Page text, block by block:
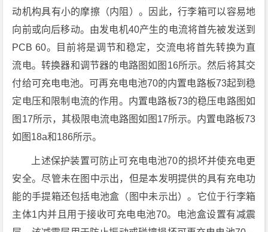
动机构具有小的摩擦（内阻）。因此，行李箱可以容易地
向前或向后移动。由发电机40产生的电流将首先被发送到
PCB 60。目前将是调节和稳定，交流电将首先转换为直
流电。转换器和调节器的电路图如图16所示。然后将其交
付给可充电电池。可再充电电池70的内置电路板73起到稳
定电压和限制电流的作用。内置电路板73的稳压电路图如
图17所示，其极限电流电路图如图17所示。内置电路板73
如图18a和186所示。
上述保护装置可防止可充电电池70的损坏并使充电更
安全。尽管未在图中示出，但是本发明提供的具有充电功
能的手提箱还包括电池盒（图中未示出）。它位于行李箱
主体1内并且用于接收可充电电池70。电池盒设置有减震